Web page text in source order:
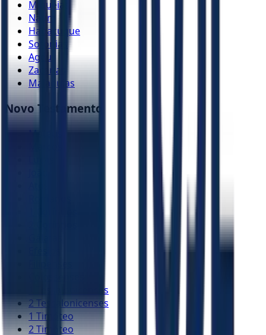
Miquéias
Naum
Habacuque
Sofonias
Ageu
Zacarias
Malaquias
Novo Testamento
1 Tessalonicenses
2 Tessalonicenses
1 Timóteo
2 Timóteo